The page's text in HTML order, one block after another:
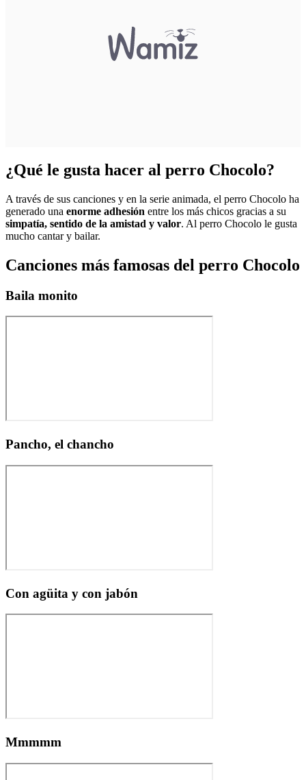
¿Qué le gusta hacer al perro Chocolo?
A través de sus canciones y en la serie animada, el perro Chocolo ha
generado una enorme adhesión entre los más chicos gracias a su
simpatía, sentido de la amistad y valor. Al perro Chocolo le gusta
mucho cantar y bailar.
Canciones más famosas del perro Chocolo
Baila monito
Pancho, el chancho
Con agüita y con jabón
Mmmmm